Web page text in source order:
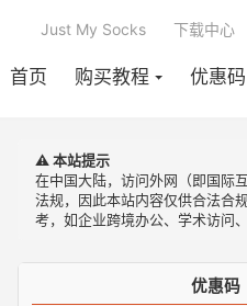
首页 购买教程 优惠码
Just My Socks 下载中心
⚠️ 本站提示
在中国大陆，访问外网（即国际
法规，因此本站内容仅供合法合
考，如企业跨境办公、学术访问
优惠码